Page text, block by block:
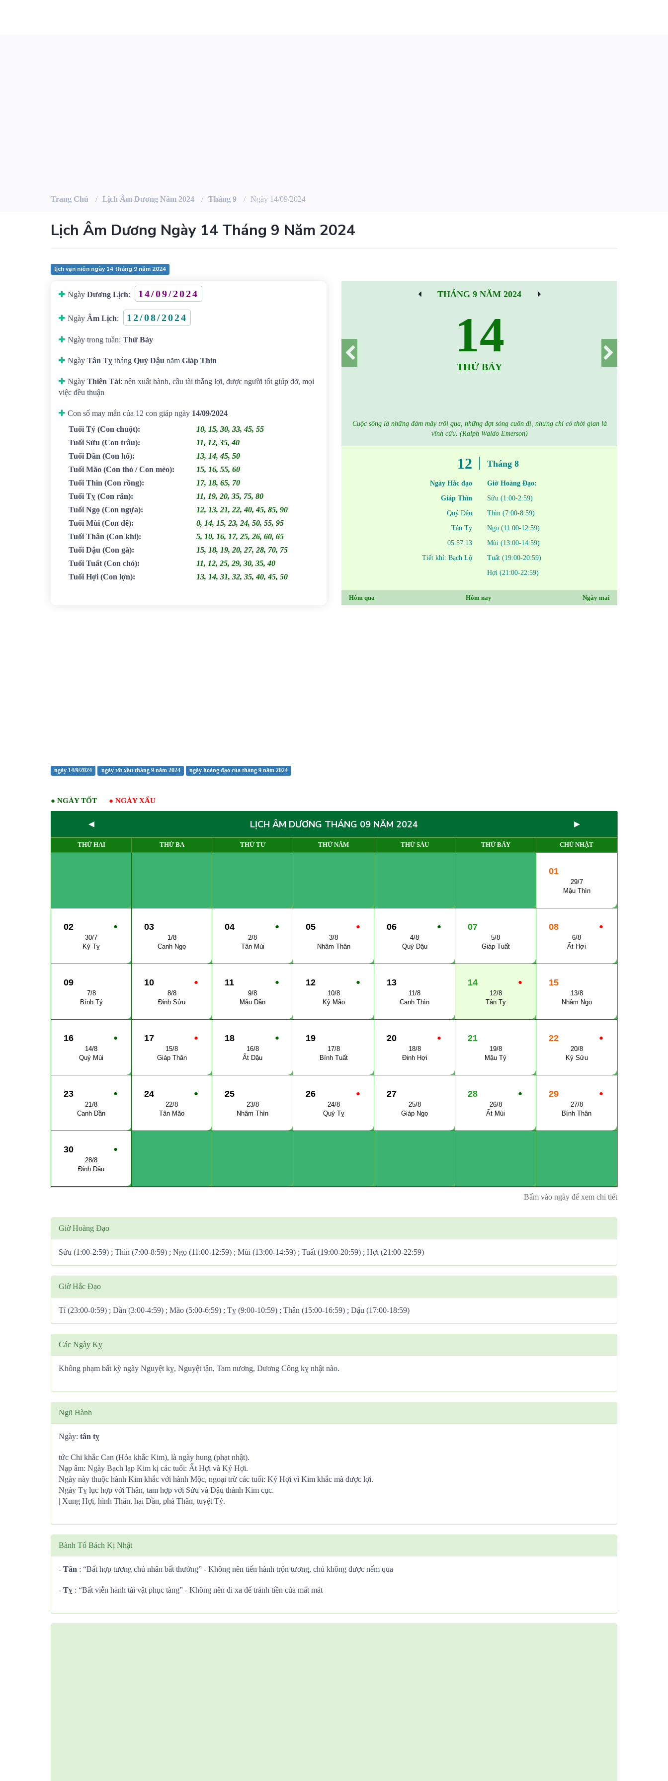
Trang Chủ Lịch Âm Dương Năm 2024 Tháng 9 Ngày 14/09/2024
Lịch Âm Dương Ngày 14 Tháng 9 Năm 2024
lịch vạn niên ngày 14 tháng 9 năm 2024
Ngày Dương Lịch: 14/09/2024
Ngày Âm Lịch: 12/08/2024
Ngày trong tuần: Thứ Bảy
Ngày Tân Tỵ tháng Quý Dậu năm Giáp Thìn
Ngày Thiên Tài: nên xuất hành, cầu tài thắng lợi, được người tốt giúp đỡ, mọi
việc đều thuận
Con số may mắn của 12 con giáp ngày 14/09/2024
Tuổi Tý (Con chuột):
10, 15, 30, 33, 45, 55
Tuổi Sửu (Con trâu):
11, 12, 35, 40
Tuổi Dần (Con hổ):
13, 14, 45, 50
Tuổi Mão (Con thỏ / Con mèo):
15, 16, 55, 60
Tuổi Thìn (Con rồng):
17, 18, 65, 70
Tuổi Tỵ (Con rắn):
11, 19, 20, 35, 75, 80
Tuổi Ngọ (Con ngựa):
12, 13, 21, 22, 40, 45, 85, 90
Tuổi Mùi (Con dê):
0, 14, 15, 23, 24, 50, 55, 95
Tuổi Thân (Con khỉ):
5, 10, 16, 17, 25, 26, 60, 65
Tuổi Dậu (Con gà):
15, 18, 19, 20, 27, 28, 70, 75
Tuổi Tuất (Con chó):
11, 12, 25, 29, 30, 35, 40
Tuổi Hợi (Con lợn): 13, 14, 31, 32, 35, 40, 45, 50
THÁNG 9 NĂM 2024
14
THỨ BẢY
Cuộc sống là những đám mây trôi qua, những đợt sóng cuốn đi, nhưng chỉ có thời gian là
vĩnh cửu. (Ralph Waldo Emerson)
12
Ngày Hắc đạo
Giáp Thìn
Quý Dậu
Tân Tỵ
05:57:13
Tiết khí: Bạch Lộ
Tháng 8
Giờ Hoàng Đạo:
Sửu (1:00-2:59)
Thìn (7:00-8:59)
Ngọ (11:00-12:59)
Mùi (13:00-14:59)
Tuất (19:00-20:59)
Hợi (21:00-22:59)
Hôm qua Hôm nay Ngày mai
ngày 14/9/2024 ngày tốt xấu tháng 9 năm 2024 ngày hoàng đạo của tháng 9 năm 2024
● NGÀY TỐT ● NGÀY XẤU
◄ LỊCH ÂM DƯƠNG THÁNG 09 NĂM 2024 ►
THỨ HAI THỨ BA THỨ TƯ THỨ NĂM THỨ SÁU THỨ BẨY CHỦ NHẬT
01
29/7
Mậu Thìn
●
02
30/7
Kỷ Tỵ
03
1/8
Canh Ngọ
●
04
2/8
Tân Mùi
●
05
3/8
Nhâm Thân
●
06
4/8
Quý Dậu
07
5/8
Giáp Tuất
●
08
6/8
Ất Hợi
09
7/8
Bính Tý
●
10
8/8
Đinh Sửu
●
11
9/8
Mậu Dần
●
12
10/8
Kỷ Mão
13
11/8
Canh Thìn
●
14
12/8
Tân Tỵ
15
13/8
Nhâm Ngọ
●
16
14/8
Quý Mùi
●
17
15/8
Giáp Thân
●
18
16/8
Ất Dậu
19
17/8
Bính Tuất
●
20
18/8
Đinh Hợi
21
19/8
Mậu Tý
●
22
20/8
Kỷ Sửu
●
23
21/8
Canh Dần
●
24
22/8
Tân Mão
25
23/8
Nhâm Thìn
●
26
24/8
Quý Tỵ
27
25/8
Giáp Ngọ
●
28
26/8
Ất Mùi
●
29
27/8
Bính Thân
●
30
28/8
Đinh Dậu
Bấm vào ngày để xem chi tiết
Giờ Hoàng Đạo
Sửu (1:00-2:59) ; Thìn (7:00-8:59) ; Ngọ (11:00-12:59) ; Mùi (13:00-14:59) ; Tuất (19:00-20:59) ; Hợi (21:00-22:59)
Giờ Hắc Đạo
Tí (23:00-0:59) ; Dần (3:00-4:59) ; Mão (5:00-6:59) ; Tỵ (9:00-10:59) ; Thân (15:00-16:59) ; Dậu (17:00-18:59)
Các Ngày Kỵ
Không phạm bất kỳ ngày Nguyệt kỵ, Nguyệt tận, Tam nương, Dương Công kỵ nhật nào.
Ngũ Hành
Ngày: tân tỵ
tức Chi khắc Can (Hỏa khắc Kim), là ngày hung (phạt nhật).
Nạp âm: Ngày Bạch lạp Kim kị các tuổi: Ất Hợi và Kỷ Hợi.
Ngày này thuộc hành Kim khắc với hành Mộc, ngoại trừ các tuổi: Kỷ Hợi vì Kim khắc mà được lợi.
Ngày Tỵ lục hợp với Thân, tam hợp với Sửu và Dậu thành Kim cục.
| Xung Hợi, hình Thân, hại Dần, phá Thân, tuyệt Tý.
Bành Tổ Bách Kị Nhật
- Tân : “Bất hợp tương chủ nhân bất thường” - Không nên tiến hành trộn tương, chủ không được nếm qua
- Tỵ : “Bất viễn hành tài vật phục tàng” - Không nên đi xa để tránh tiền của mất mát